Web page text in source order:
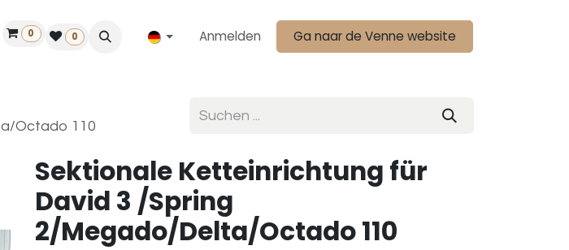
einen Händler
0 0 Anmelden Ga naar de Venne website
Octado 110
Sektionale Ketteinrichtung für
David 3 /Spring
2/Megado/Delta/Octado 110